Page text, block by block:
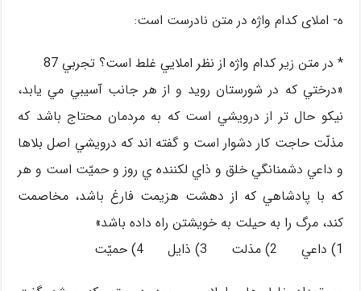
ه- املای کدام واژه در متن نادرست است:
* در متن زير كدام واژه از نظر املايي غلط است؟ تجربي 87
«درختي كه در شورستان رويد و از هر جانب آسيبي مي يابد،
نيكو حال تر از درويشي است كه به مردمان محتاج باشد كه
مذلّت حاجت كار دشوار است و گفته اند كه درويشي اصل بلاها
و داعي دشمنانگي خلق و ذاي لكننده ي روز و حميّت است و هر
كه با پادشاهي كه از دهشت هزيمت فارغ باشد، مخاصمت
كند، مرگ را به حيلت به خويشتن راه داده باشد»
1) داعي 2) مذلت 3) ذايل 4) حميّت